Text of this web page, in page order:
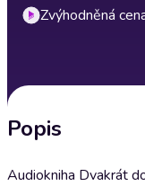
Zvýhodněná
Popis
Audiokniha Dvakrát